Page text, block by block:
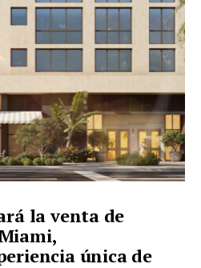
la venta de
única de